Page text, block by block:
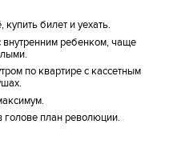
купить билет и уехать.
ребенком, чаще
по квартире с кассетным
голове план революции.